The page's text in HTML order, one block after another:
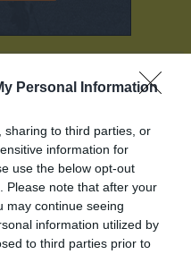
Personal Information
sharing to third parties, or
information for
use the below opt-out
Please note that after your
may continue seeing
information utilized by
to third parties prior to